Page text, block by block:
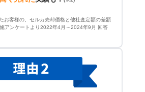
お客様の、セルカ売却価格と他社査定額の差額
アンケートより2022年4月～2024年9月 回答